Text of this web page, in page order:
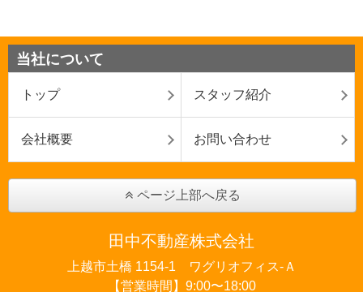
当社について
トップ スタッフ紹介
会社概要 お問い合わせ
ページ上部へ戻る
田中不動産株式会社
上越市土橋 1154-1 ワグリオフィス‐Ａ
【営業時間】9:00〜18:00